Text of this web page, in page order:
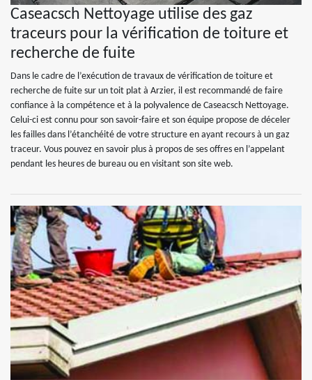
Caseacsch Nettoyage utilise des gaz
traceurs pour la vérification de toiture et
recherche de fuite
Dans le cadre de l’exécution de travaux de vérification de toiture et
recherche de fuite sur un toit plat à Arzier, il est recommandé de faire
confiance à la compétence et à la polyvalence de Caseacsch Nettoyage.
Celui-ci est connu pour son savoir-faire et son équipe propose de déceler
les failles dans l’étanchéité de votre structure en ayant recours à un gaz
traceur. Vous pouvez en savoir plus à propos de ses offres en l’appelant
pendant les heures de bureau ou en visitant son site web.